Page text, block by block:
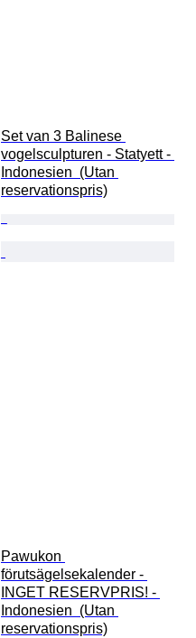
Set van 3 Balinese
vogelsculpturen - Statyett -
Indonesien  (Utan
reservationspris)
Pawukon
förutsägelsekalender -
INGET RESERVPRIS! -
Indonesien  (Utan
reservationspris)